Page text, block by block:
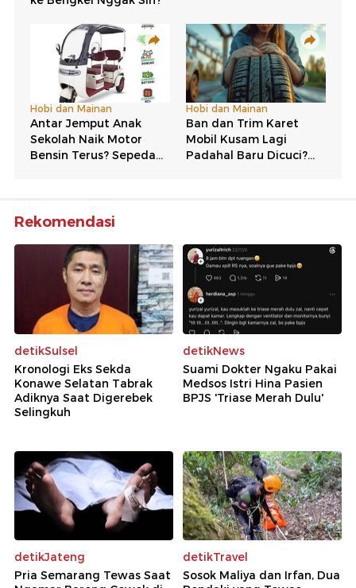
Rekomendasi
detikSulsel
Kronologi Eks Sekda
Konawe Selatan Tabrak
Adiknya Saat Digerebek
Selingkuh
detikNews
Suami Dokter Ngaku Pakai
Medsos Istri Hina Pasien
BPJS 'Triase Merah Dulu'
detikJateng
Pria Semarang Tewas Saat
detikTravel
Sosok Maliya dan Irfan, Dua